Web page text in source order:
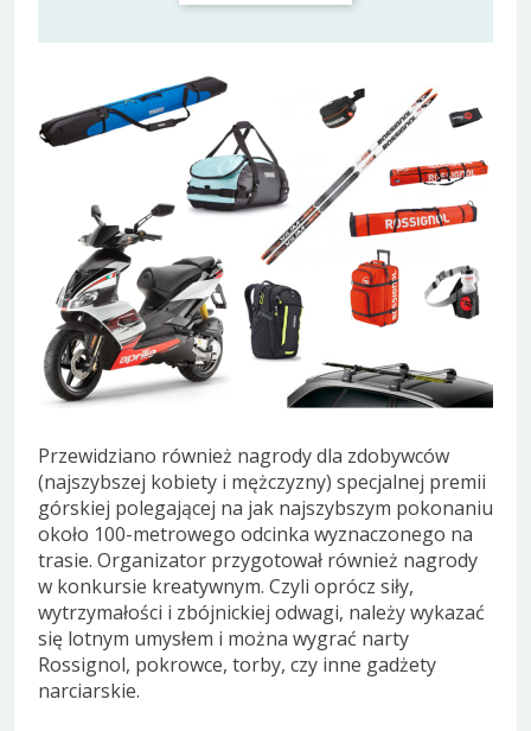
Przewidziano również nagrody dla zdobywców
(najszybszej kobiety i mężczyzny) specjalnej premii
górskiej polegającej na jak najszybszym pokonaniu
około 100-metrowego odcinka wyznaczonego na
trasie. Organizator przygotował również nagrody
w konkursie kreatywnym. Czyli oprócz siły,
wytrzymałości i zbójnickiej odwagi, należy wykazać
się lotnym umysłem i można wygrać narty
Rossignol, pokrowce, torby, czy inne gadżety
narciarskie.